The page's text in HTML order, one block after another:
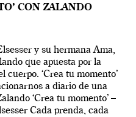
CON ZALANDO
y su hermana Ama,
que apuesta por la
‘Crea tu momento’
a diario de una
‘Crea tu momento’ –
Cada prenda, cada